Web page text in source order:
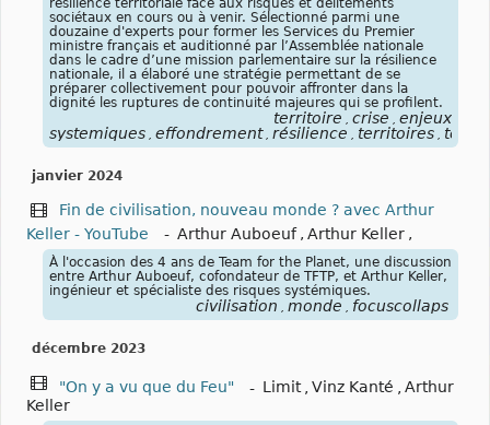
résilience territoriale face aux risques et délitements
sociétaux en cours ou à venir. Sélectionné parmi une
douzaine d'experts pour former les Services du Premier
ministre français et auditionné par l’Assemblée nationale
dans le cadre d’une mission parlementaire sur la résilience
nationale, il a élaboré une stratégie permettant de se
préparer collectivement pour pouvoir affronter dans la
dignité les ruptures de continuité majeures qui se profilent.
territoire , crise , enjeux
systemiques , effondrement , résilience , territoires ,
janvier 2024
Fin de civilisation, nouveau monde ? avec Arthur
Keller - YouTube
- Arthur Auboeuf , Arthur Keller ,
À l'occasion des 4 ans de Team for the Planet, une discussion
entre Arthur Auboeuf, cofondateur de TFTP, et Arthur Keller,
ingénieur et spécialiste des risques systémiques.
civilisation monde focuscollaps
décembre 2023
"On y a vu que du Feu" - Limit , Vinz Kanté , Arthur
Keller